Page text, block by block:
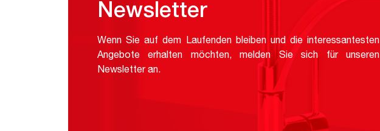
Newsletter
Wenn Sie auf dem Laufenden bleiben und die interessantesten
Angebote erhalten möchten, melden Sie sich für unseren
Newsletter an.